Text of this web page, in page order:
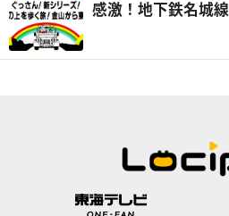
感激！地下鉄名城